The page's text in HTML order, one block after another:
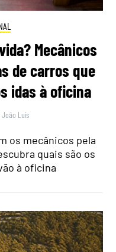
Mecânicos
de carros que
idas à oficina
João Luís
os mecânicos pela
quais são os
à oficina